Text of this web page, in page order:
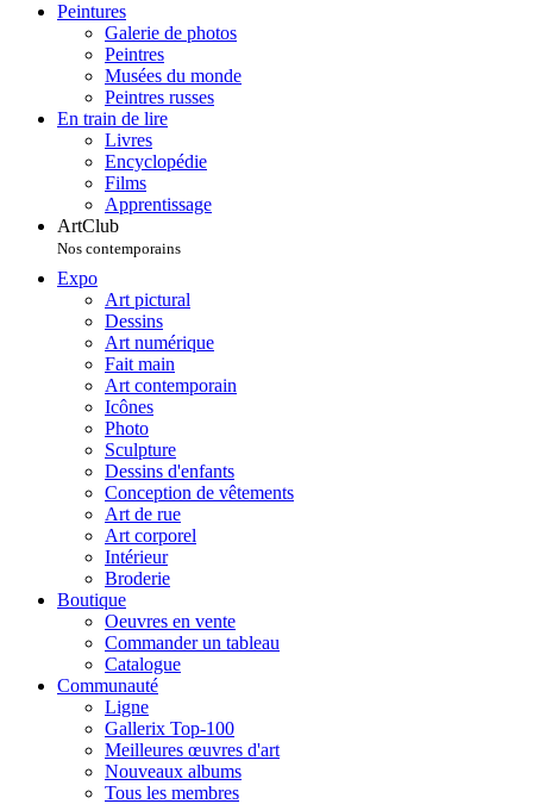
Peintures
Galerie de photos
Peintres
Musées du monde
Peintres russes
En train de lire
Livres
Encyclopédie
Films
Apprentissage
ArtClub
Nos contemporains
Expo
Art pictural
Dessins
Art numérique
Fait main
Art contemporain
Icônes
Photo
Sculpture
Dessins d'enfants
Conception de vêtements
Art de rue
Art corporel
Intérieur
Broderie
Boutique
Oeuvres en vente
Commander un tableau
Catalogue
Communauté
Ligne
Gallerix Top-100
Meilleures œuvres d'art
Nouveaux albums
Tous les membres